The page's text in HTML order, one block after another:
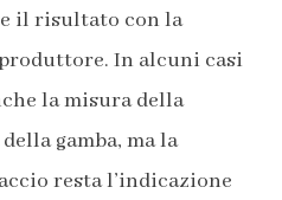
il risultato con la
In alcuni casi
la misura della
gamba, ma la
resta l’indicazione